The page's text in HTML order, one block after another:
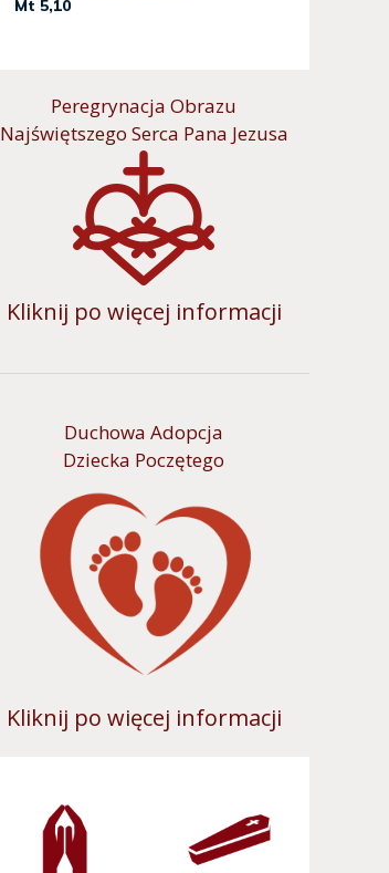
Peregrynacja Obrazu
Najświętszego Serca Pana Jezusa
Kliknij po więcej informacji
Duchowa Adopcja
Dziecka Poczętego
Kliknij po więcej informacji